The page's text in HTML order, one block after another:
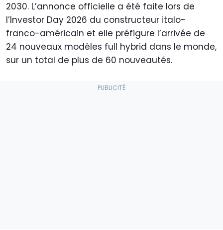
2030. L’annonce officielle a été faite lors de
l’Investor Day 2026 du constructeur italo-
franco-américain et elle préfigure l’arrivée de
24 nouveaux modèles full hybrid dans le monde,
sur un total de plus de 60 nouveautés.